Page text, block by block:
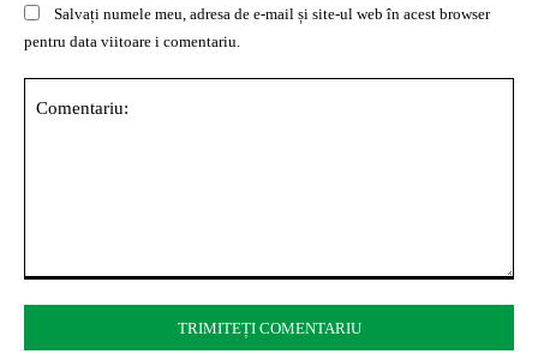
Salvați numele meu, adresa de e-mail și site-ul web în acest browser
pentru data viitoare i comentariu.